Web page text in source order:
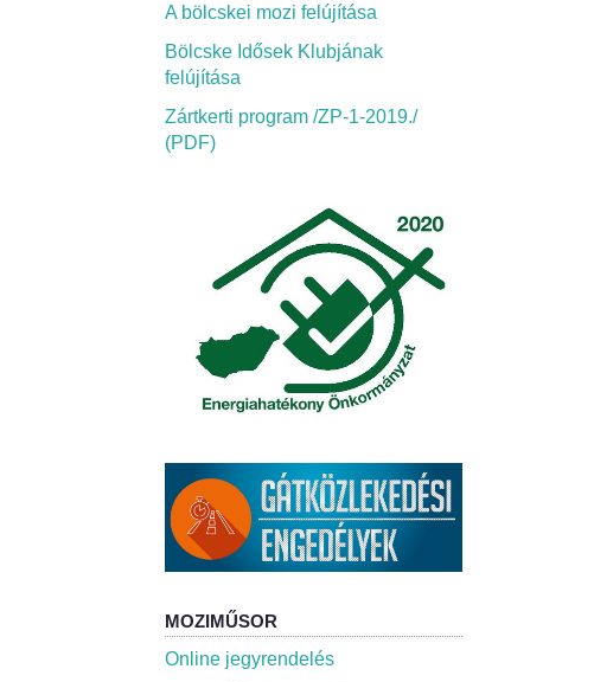
A bölcskei mozi felújítása
Bölcske Idősek Klubjának
felújítása
Zártkerti program /ZP-1-2019./
(PDF)
MOZIMŰSOR
Online jegyrendelés